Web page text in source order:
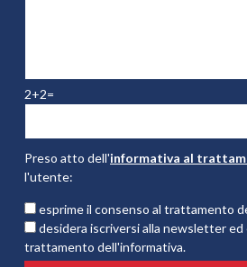
2+2=
Preso atto dell'informativa al
l'utente:
esprime il consenso al trattamento
desidera iscriversi alla newsletter ed
trattamento dell'informativa.